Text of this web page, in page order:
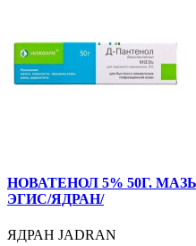
НОВАТЕНОЛ 5% 50Г.
ЭГИС/ЯДРАН/
ЯДРАН JADRAN